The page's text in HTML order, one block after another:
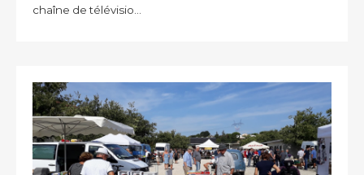
chaîne de télévisio...